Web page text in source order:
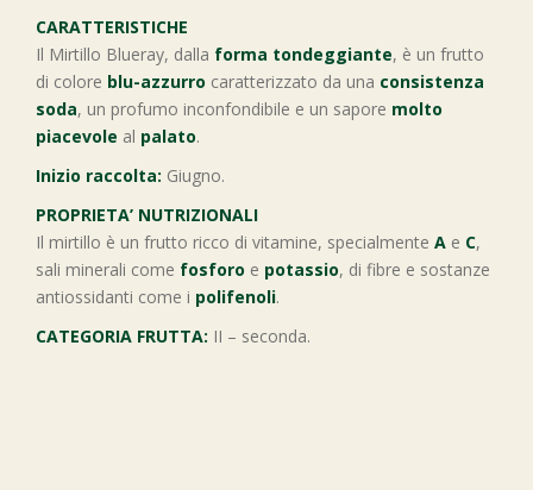
CARATTERISTICHE
Il Mirtillo Blueray, dalla forma tondeggiante, è un frutto
di colore blu-azzurro caratterizzato da una consistenza
soda, un profumo inconfondibile e un sapore molto
piacevole al palato.
Inizio raccolta: Giugno.
PROPRIETA’ NUTRIZIONALI
Il mirtillo è un frutto ricco di vitamine, specialmente A e C,
sali minerali come fosforo e potassio, di fibre e sostanze
antiossidanti come i polifenoli.
CATEGORIA FRUTTA: II – seconda.